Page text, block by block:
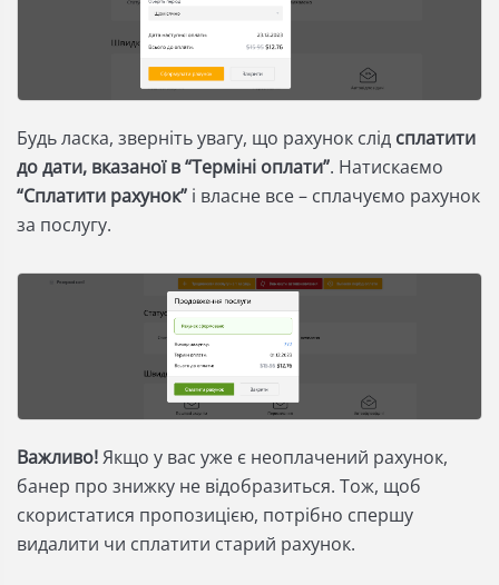
Будь ласка, зверніть увагу, що рахунок слід сплатити
до дати, вказаної в “Терміні оплати”. Натискаємо
“Сплатити рахунок” і власне все – сплачуємо рахунок
за послугу.
Важливо!Якщо у вас уже є неоплачений рахунок,
банер про знижку не відобразиться. Тож, щоб
скористатися пропозицією, потрібно спершу
видалити чи сплатити старий рахунок.